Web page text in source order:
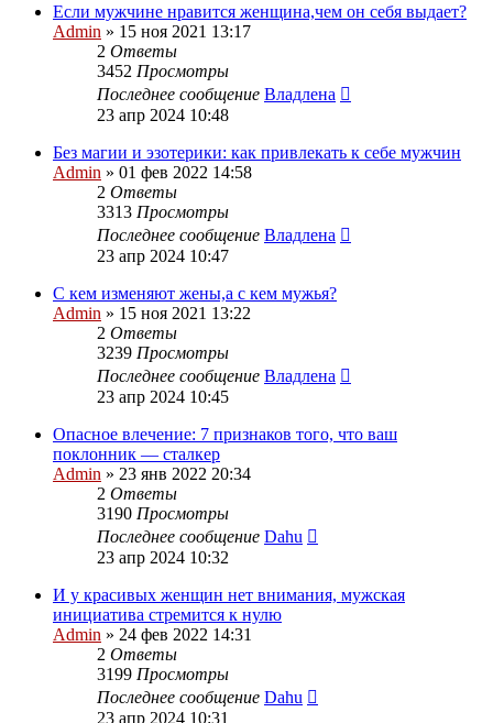
Если мужчине нравится женщина,чем он себя выдает?
Admin » 15 ноя 2021 13:17
2 Ответы
3452 Просмотры
Последнее сообщение Владлена
23 апр 2024 10:48
Без магии и эзотерики: как привлекать к себе мужчин
Admin » 01 фев 2022 14:58
2 Ответы
3313 Просмотры
Последнее сообщение Владлена
23 апр 2024 10:47
С кем изменяют жены,а с кем мужья?
Admin » 15 ноя 2021 13:22
2 Ответы
3239 Просмотры
Последнее сообщение Владлена
23 апр 2024 10:45
Опасное влечение: 7 признаков того, что ваш
поклонник — сталкер
Admin » 23 янв 2022 20:34
2 Ответы
3190 Просмотры
Последнее сообщение Dahu
23 апр 2024 10:32
И у красивых женщин нет внимания, мужская
инициатива стремится к нулю
Admin » 24 фев 2022 14:31
2 Ответы
3199 Просмотры
Последнее сообщение Dahu
23 апр 2024 10:31